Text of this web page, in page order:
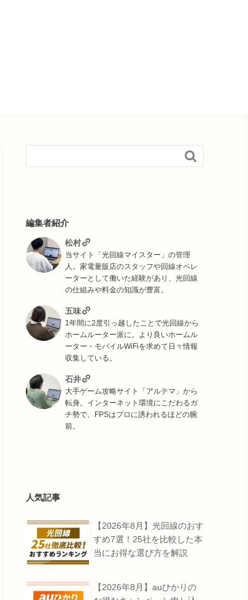

編集者紹介
松村
当サイト「光回線マイスター」の管理
人。家電量販店のスタッフや回線オペレ
ーターとして働いた経験があり、光回線
の仕組みや料金の知識が豊富。
五味
1年間に2度引っ越したことで光回線から
ホームルーター派に。より良いホームル
ーター・モバイルWiFiを求めて日々情報
収集している。
石井
大手ゲーム攻略サイト「アルテマ」から
転身。インターネット環境にこだわるガ
チ勢で、FPSはプロに誘われるほどの腕
前。
人気記事
【2026年8月】光回線のおす
すめ7選！25社を比較した本
当にお得な選び方を解説
【2026年8月】auひかりの